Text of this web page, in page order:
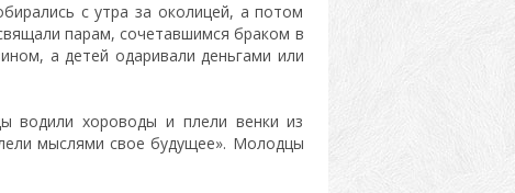
с утра за околицей, а потом
парам, сочетавшимся браком в
а детей одаривали деньгами или
водили хороводы и плели венки из
мыслями свое будущее». Молодцы